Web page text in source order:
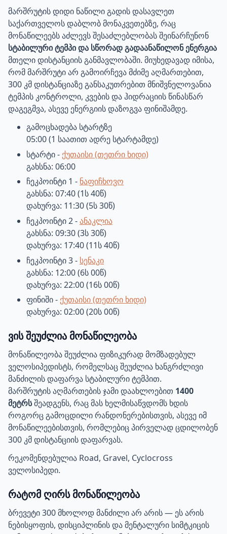
მარშრუტის დიდი ნაწილი გადის დასავლეთ
საქართველოს დაბლობ მონაკვეთებზე, რაც
მონაწილეებს აძლევს შესაძლებლობას შეინარჩუნონ
სტაბილური ტემპი და სწორად გადაანაწილონ ენერგია
მთელი დისტანციის განმავლობაში. მიუხედავად იმისა,
რომ მარშრუტი არ გამოირჩევა მძიმე აღმართებით,
300 კმ დისტანციაზე განსაკუთრებით მნიშვნელოვანია
ტემპის კონტროლი, კვების და ჰიდრაციის წინასწარ
დაგეგმვა, ასევე ენერგიის დაზოგვა ფინიშამდე.
გამოცხადება სტარტზე
05:00 (1 საათით ადრე სტარტამდე)
სტარტი - ქუთაისი (თეთრი ხიდი)
გახსნა: 06:00
ჩეკპოინტი 1 - ნაფიჩხოვო
გახსნა: 07:40 (1ს 40წ)
დახურვა: 11:30 (5ს 30წ)
ჩეკპოინტი 2 -ანაკლია
გახსნა: 09:30 (3ს 30წ)
დახურვა: 17:40 (11ს 40წ)
ჩეკპოინტი 3 - სენაკი
გახსნა: 12:00 (6ს 00წ)
დახურვა: 22:00 (16ს 00წ)
ფინიში - ქუთაისი (თეთრი ხიდი)
დახურვა: 02:00 (20ს 00წ)
ვის შეუძლია მონაწილეობა
მონაწილეობა შეუძლია ფიზიკურად მომზადებულ
ველოსიპედისტს, რომელსაც შეუძლია ხანგრძლივი
მანძილის დაფარვა სტაბილური ტემპით.
მარშრუტის აღმართების ჯამი დაახლოებით 1400
მეტრსშეადგენს, რაც მას ხელმისაწვდომს ხდის
როგორც გამოცდილი რანდონერებისთვის, ასევე იმ
მონაწილეებისთვის, რომლებიც პირველად ცდილობენ
300 კმ დისტანციის დაფარვას.
რეკომენდებულია Road, Gravel, Cyclocross
ველოსიპედი.
რატომ ღირს მონაწილეობა
ბრევეტი 300 მხოლოდ მანძილი არ არის — ეს არის
ნებისყოფის, დისციპლინის და მენტალური სიმტკიცის